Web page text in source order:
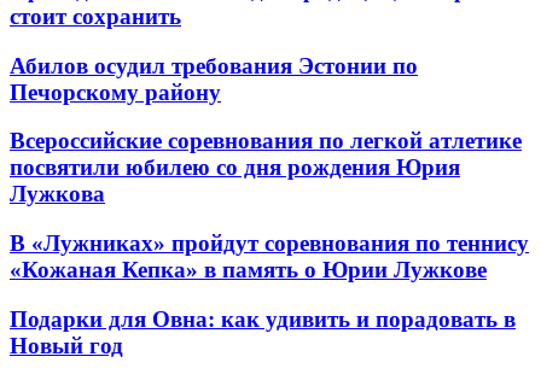
стоит сохранить
Абилов осудил требования Эстонии по
Печорскому району
Всероссийские соревнования по легкой атлетике
посвятили юбилею со дня рождения Юрия
Лужкова
В «Лужниках» пройдут соревнования по теннису
«Кожаная Кепка» в память о Юрии Лужкове
Подарки для Овна: как удивить и порадовать в
Новый год